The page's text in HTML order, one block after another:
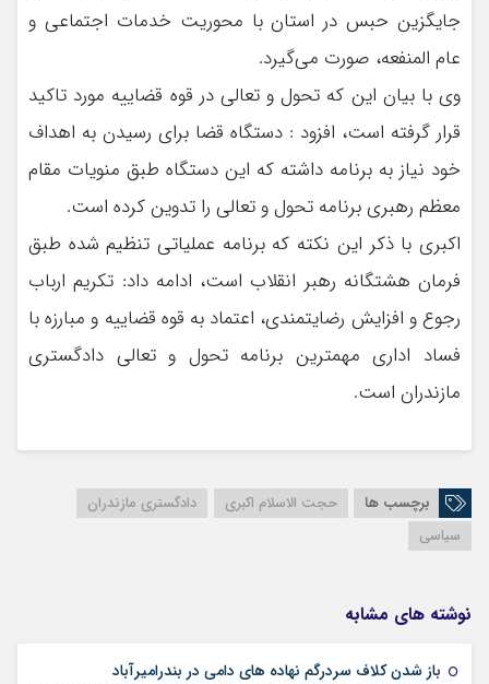
جایگزین حبس در استان با محوریت خدمات اجتماعی و
عام المنفعه، صورت می‌گیرد.
وی با بیان این که تحول و تعالی در قوه قضاییه مورد تاکید
قرار گرفته است، افزود : دستگاه قضا برای رسیدن به اهداف
خود نیاز به برنامه داشته که این دستگاه طبق منویات مقام
معظم رهبری برنامه تحول و تعالی را تدوین کرده است.
اکبری با ذکر این نکته که برنامه عملیاتی تنظیم شده طبق
فرمان هشتگانه رهبر انقلاب است، ادامه داد: تکریم ارباب
رجوع و افزایش رضایتمندی، اعتماد به قوه قضاییه و مبارزه با
فساد اداری مهمترین برنامه تحول و تعالی دادگستری
مازندران است.
برچسب ها حجت الاسلام اکبری
دادگستری مازندران
سیاسی
نوشته های مشابه
باز شدن کلاف سردرگم نهاده های دامی در بندرامیرآباد